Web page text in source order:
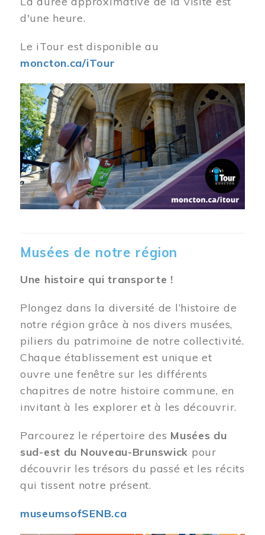
d'une heure.
Le iTour est disponible au
moncton.ca/iTour
Musées de notre région
Une histoire qui transporte !
Plongez dans la diversité de l’histoire de
notre région grâce à nos divers musées,
piliers du patrimoine de notre collectivité.
Chaque établissement est unique et
ouvre une fenêtre sur les différents
chapitres de notre histoire commune, en
invitant à les explorer et à les découvrir.
Parcourez le répertoire des Musées du
sud-est du Nouveau-Brunswick pour
découvrir les trésors du passé et les récits
qui tissent notre présent.
museumsofSENB.ca